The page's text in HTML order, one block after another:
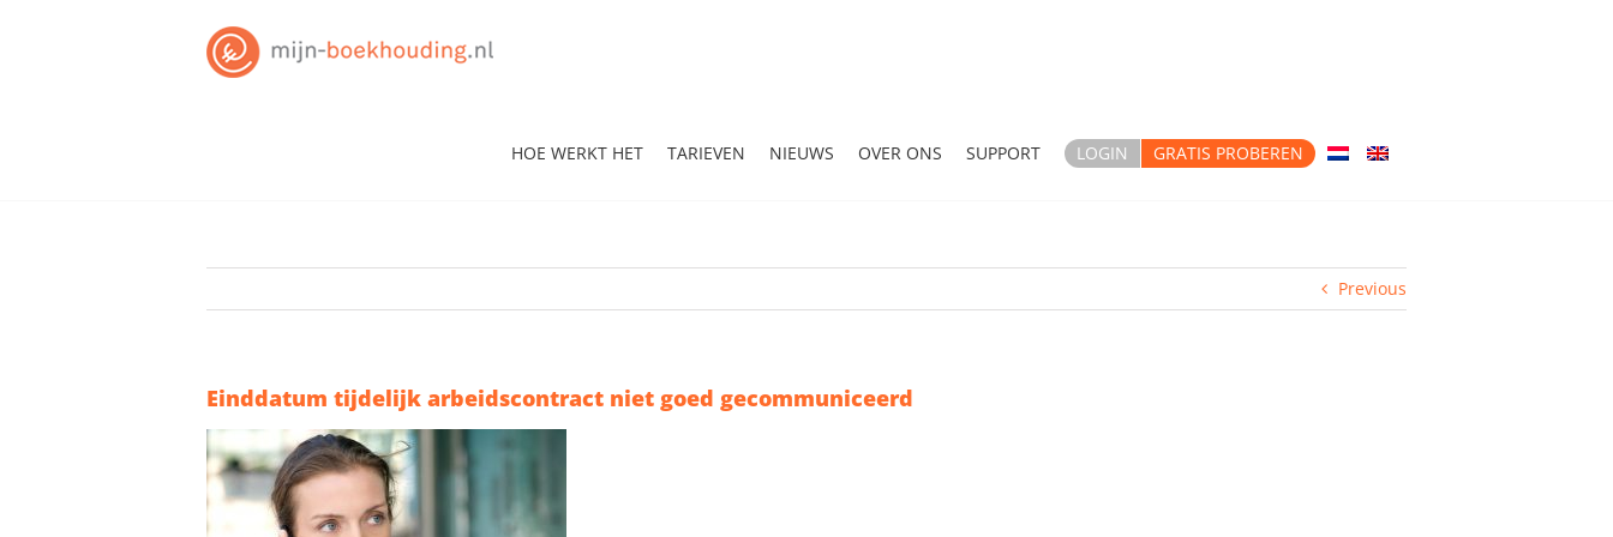
HOE WERKT HET TARIEVEN NIEUWS OVER ONS SUPPORT LOGIN GRATIS PROBEREN
Previous
Einddatum tijdelijk arbeidscontract niet goed gecommuniceerd